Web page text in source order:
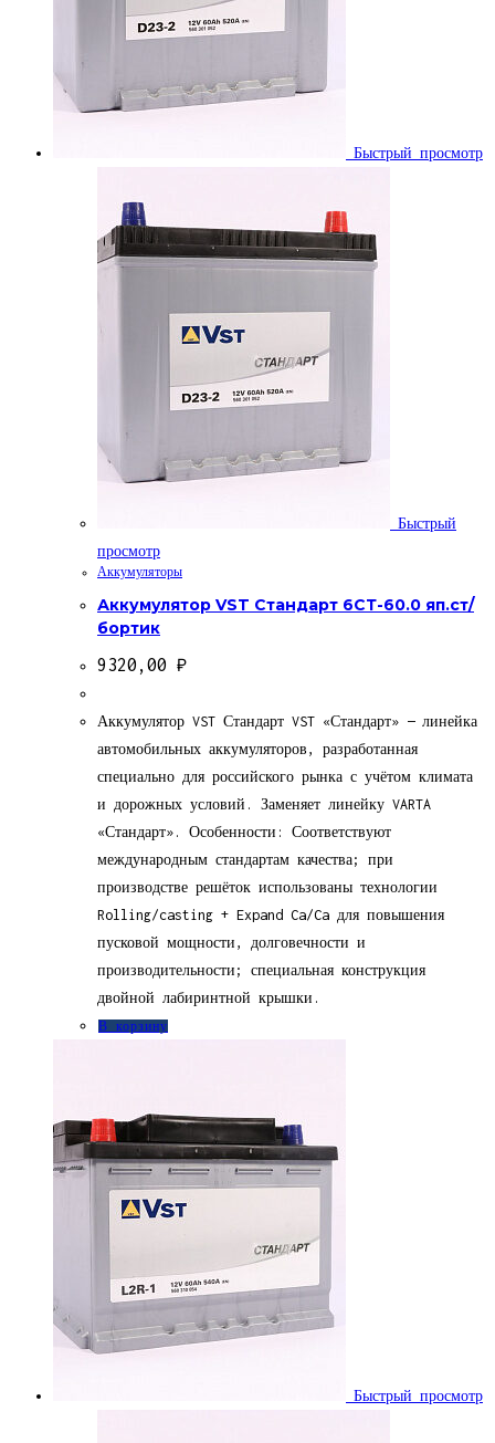
Быстрый просмотр
Быстрый
просмотр
Аккумуляторы
Аккумулятор VST Стандарт 6СТ-60.0 яп.ст/
бортик
9320,00 ₽
Аккумулятор VST Стандарт VST «Стандарт» — линейка
автомобильных аккумуляторов, разработанная
специально для российского рынка с учётом климата
и дорожных условий. Заменяет линейку VARTA
«Стандарт». Особенности: Соответствуют
международным стандартам качества; при
производстве решёток использованы технологии
Rolling/casting + Expand Ca/Ca для повышения
пусковой мощности, долговечности и
производительности; специальная конструкция
двойной лабиринтной крышки.
В корзину
Быстрый просмотр